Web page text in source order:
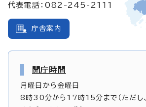
代表電話：082-245-2111
庁舎案内
開庁時間
月曜日から金曜日
8時30分から17時15分まで（ただし